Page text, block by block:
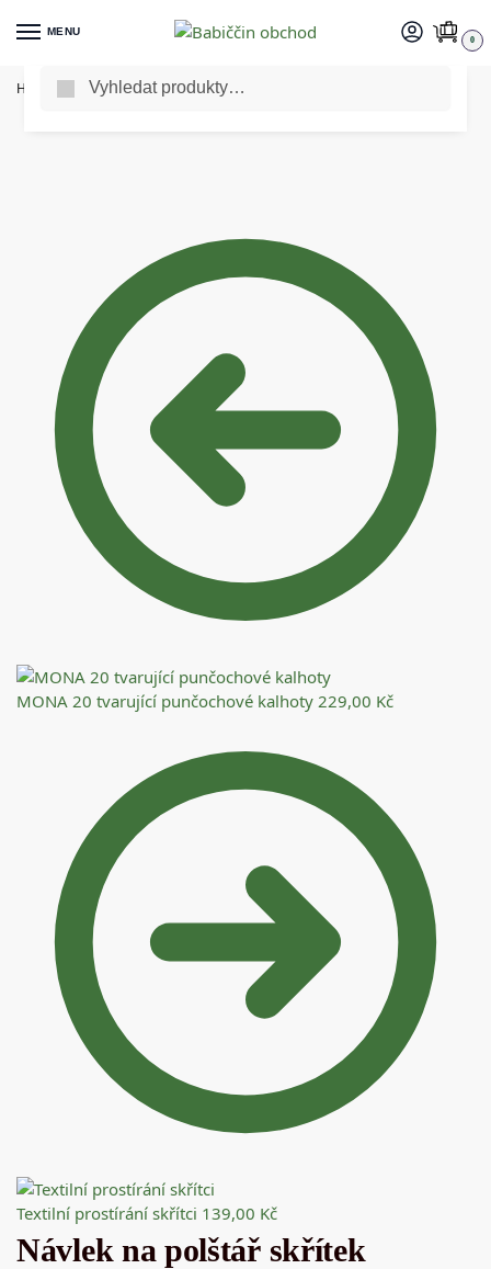
MENU
0
Home Vše pro domácnost / Návlek na polštář skřítek
MONA 20 tvarující punčochové kalhoty 229,00 Kč
Textilní prostírání skřítci 139,00 Kč
Návlek na polštář skřítek